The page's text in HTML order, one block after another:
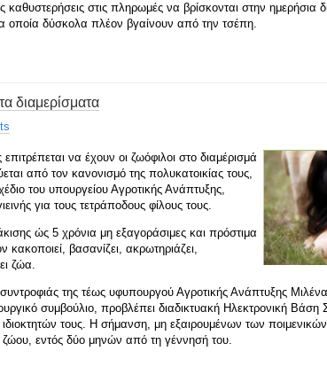
καθυστερήσεις στις πληρωμές να βρίσκονται στην ημερήσια
οποία δύσκολα πλέον βγαίνουν από την τσέπη.
διαμερίσματα
να έχουν οι ζωόφιλοι στο διαμέρισμά
από τον κανονισμό της πολυκατοικίας τους,
του υπουργείου Αγροτικής Ανάπτυξης,
για τους τετράποδους φίλους τους.
ώς 5 χρόνια μη εξαγοράσιμες και πρόστιμα
βασανίζει, ακρωτηριάζει,
ζώα.
της τέως υφυπουργού Αγροτικής Ανάπτυξης
συμβούλιο, προβλέπει διαδικτυακή Ηλεκτρονική
τους. Η σήμανση, μη εξαιρουμένων των
εντός δύο μηνών από τη γέννησή του.